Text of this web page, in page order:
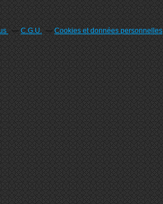
C.G.U. Cookies et données personnelles